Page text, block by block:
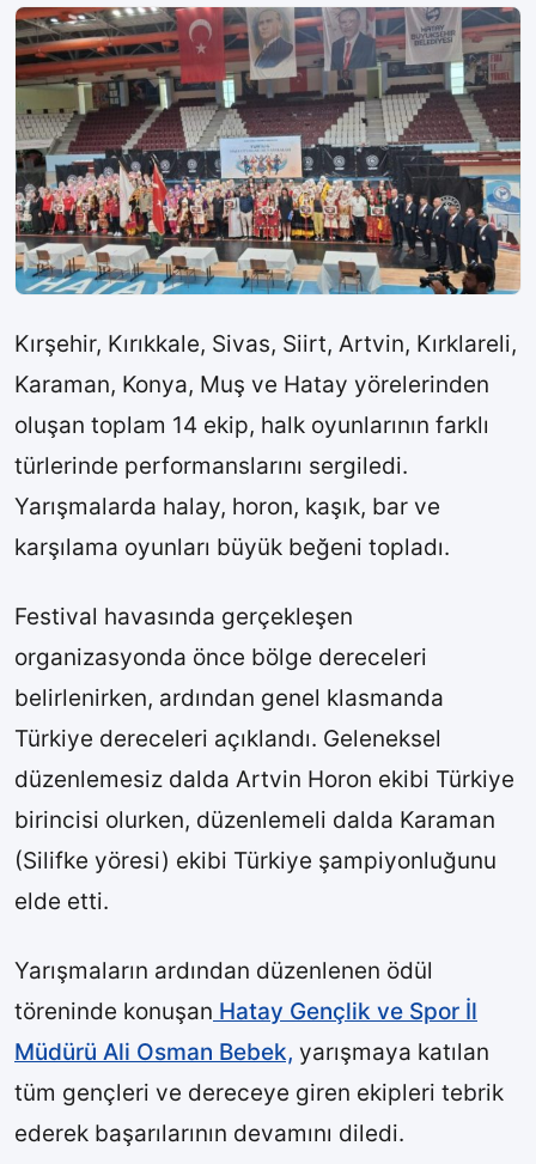
Kırşehir, Kırıkkale, Sivas, Siirt, Artvin, Kırklareli,
Karaman, Konya, Muş ve Hatay yörelerinden
oluşan toplam 14 ekip, halk oyunlarının farklı
türlerinde performanslarını sergiledi.
Yarışmalarda halay, horon, kaşık, bar ve
karşılama oyunları büyük beğeni topladı.
Festival havasında gerçekleşen
organizasyonda önce bölge dereceleri
belirlenirken, ardından genel klasmanda
Türkiye dereceleri açıklandı. Geleneksel
düzenlemesiz dalda Artvin Horon ekibi Türkiye
birincisi olurken, düzenlemeli dalda Karaman
(Silifke yöresi) ekibi Türkiye şampiyonluğunu
elde etti.
Yarışmaların ardından düzenlenen ödül
töreninde konuşan Hatay Gençlik ve Spor İl
Müdürü Ali Osman Bebek, yarışmaya katılan
tüm gençleri ve dereceye giren ekipleri tebrik
ederek başarılarının devamını diledi.